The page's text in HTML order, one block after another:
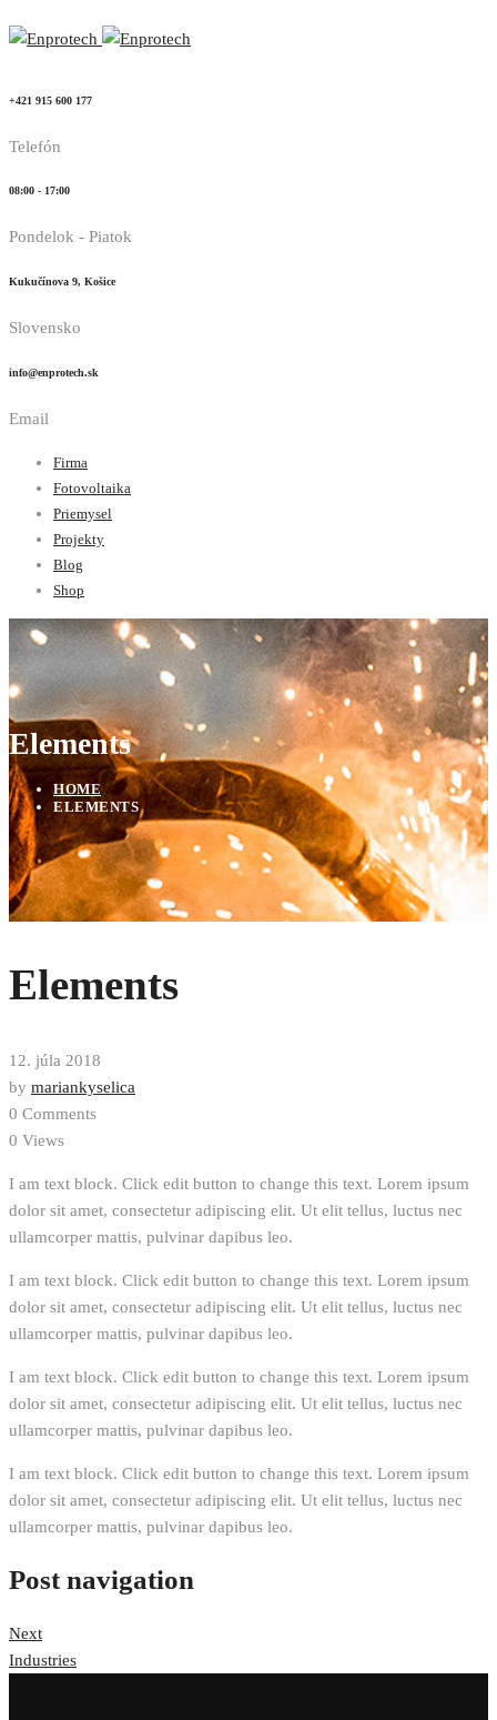
+421 915 600 177
Telefón
08:00 - 17:00
Pondelok - Piatok
Kukučínova 9, Košice
Slovensko
info@enprotech.sk
Email
Firma
Fotovoltaika
Priemysel
Projekty
Blog
Shop
Elements
HOME
ELEMENTS
Elements
12. júla 2018
by mariankyselica
0 Comments
0 Views
I am text block. Click edit button to change this text. Lorem ipsum
dolor sit amet, consectetur adipiscing elit. Ut elit tellus, luctus nec
ullamcorper mattis, pulvinar dapibus leo.
I am text block. Click edit button to change this text. Lorem ipsum
dolor sit amet, consectetur adipiscing elit. Ut elit tellus, luctus nec
ullamcorper mattis, pulvinar dapibus leo.
I am text block. Click edit button to change this text. Lorem ipsum
dolor sit amet, consectetur adipiscing elit. Ut elit tellus, luctus nec
ullamcorper mattis, pulvinar dapibus leo.
I am text block. Click edit button to change this text. Lorem ipsum
dolor sit amet, consectetur adipiscing elit. Ut elit tellus, luctus nec
ullamcorper mattis, pulvinar dapibus leo.
Post navigation
Next
Industries